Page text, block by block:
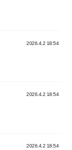
2026.4.2 18:54
2026.4.2 18:54
2026.4.2 18:54